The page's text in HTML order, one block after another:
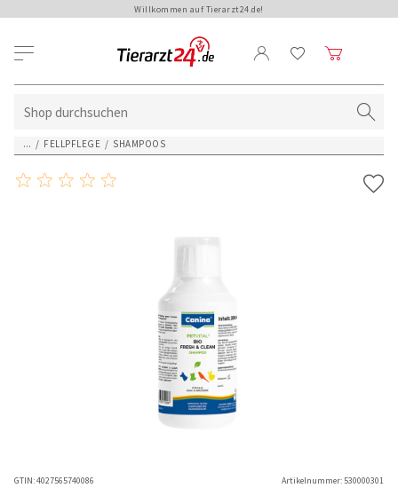
Willkommen auf Tierarzt24.de!
... / FELLPFLEGE / SHAMPOOS
GTIN:4027565740086 Artikelnummer:530000301